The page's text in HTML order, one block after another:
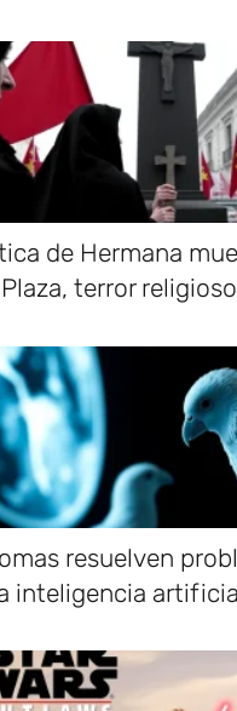
de Hermana
Plaza, terror
resuelven
inteligencia